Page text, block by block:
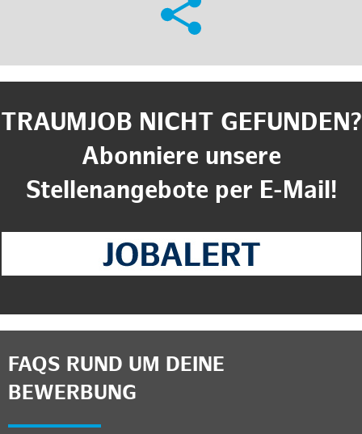
TRAUMJOB NICHT GEFUNDEN?
Abonniere unsere
Stellenangebote per E-Mail!
FAQS RUND UM DEINE
BEWERBUNG